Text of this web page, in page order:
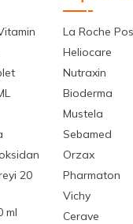
20
ml
La Roche
Heliocare
Nutraxin
Bioderma
Mustela
Sebamed
Orzax
Pharmaton
Vichy
Cerave